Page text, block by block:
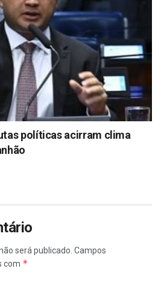
políticas acirram clima
será publicado. Campos
com *